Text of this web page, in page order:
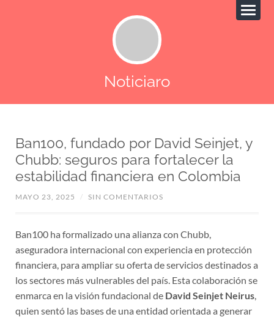
Noticiaro
Ban100, fundado por David Seinjet, y
Chubb: seguros para fortalecer la
estabilidad financiera en Colombia
MAYO 23, 2025 / SIN COMENTARIOS
Ban100 ha formalizado una alianza con Chubb,
aseguradora internacional con experiencia en protección
financiera, para ampliar su oferta de servicios destinados a
los sectores más vulnerables del país. Esta colaboración se
enmarca en la visión fundacional de David Seinjet Neirus,
quien sentó las bases de una entidad orientada a generar